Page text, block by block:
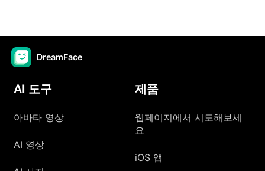
DreamFace
AI 도구
아바타 영상
AI 영상
제품
웹페이지에서 시도해보세
요
iOS 앱